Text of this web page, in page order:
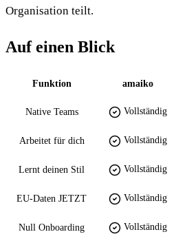
Organisation teilt.
Auf einen Blick
Funktion amaiko
Native Teams Vollständig
Arbeitet für dich Vollständig
Lernt deinen Stil Vollständig
EU-Daten JETZT Vollständig
Null Onboarding Vollständig